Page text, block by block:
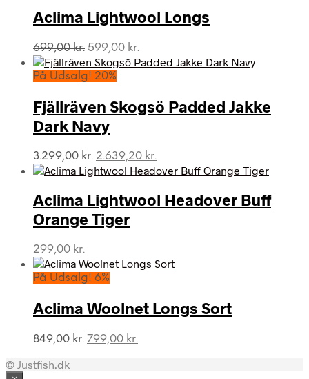
Aclima Lightwool Longs
699,00kr. Den
oprindelige
pris
699,00 kr..
599,00 kr.
aktuelle
599,00 kr..
På Udsalg! 20%
Fjällräven Skogsö Padded Jakke
Dark Navy
3.299,00kr. Den
oprindelige
var:
3.299,00 kr..
2.639,20 kr.
aktuelle
er:
2.639,20 kr..
Aclima Lightwool Headover Buff
Orange Tiger
299,00 kr.
På Udsalg! 6%
Aclima Woolnet Longs Sort
849,00kr. Den
799,00 kr.
© Justfish.dk